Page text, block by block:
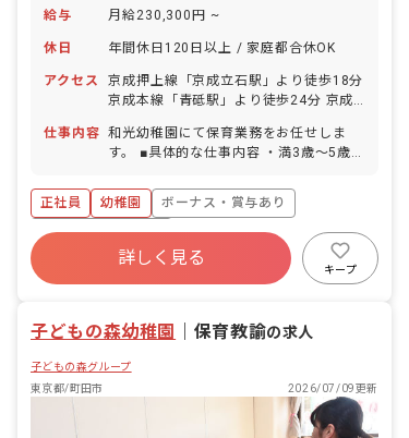
給与 月給230,300円 ~
休日 年間休日120日以上 / 家庭都合休OK
アクセス
京成押上線「京成立石駅」より徒歩18分
京成本線「青砥駅」より徒歩24分 京成
駅よりバス、「5丁目住宅」バス停下
車、徒歩2分 ■自転車通勤OK
仕事内容 和光幼稚園にて保育業務をお任せしま
す。 ■具体的な仕事内容 ・満3歳～5歳児
物の用意 ・園バス乗車（週に1回程度）
正社員 幼稚園
ボーナス・賞与あり
年間休日120日以上
寮・住宅・家賃補助あり
社会保険完備
残業少なめ
詳しく見る
キープ
子どもの森幼稚園 保育教諭の求人
子どもの森グループ
東京都/町田市
2026/07/09更新